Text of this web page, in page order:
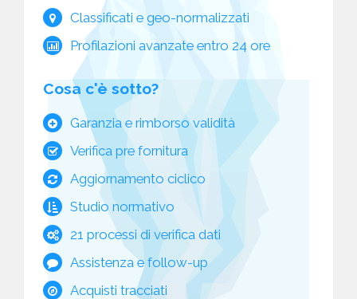
Classificati e geo-normalizzati
Profilazioni avanzate entro 24 ore
Cosa c'è sotto?
Garanzia e rimborso validità
Verifica pre fornitura
Aggiornamento ciclico
Studio normativo
21 processi di verifica dati
Assistenza e follow-up
Acquisti tracciati